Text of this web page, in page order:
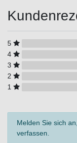
5
4
3
2
1
Melden Sie sich
verfassen.